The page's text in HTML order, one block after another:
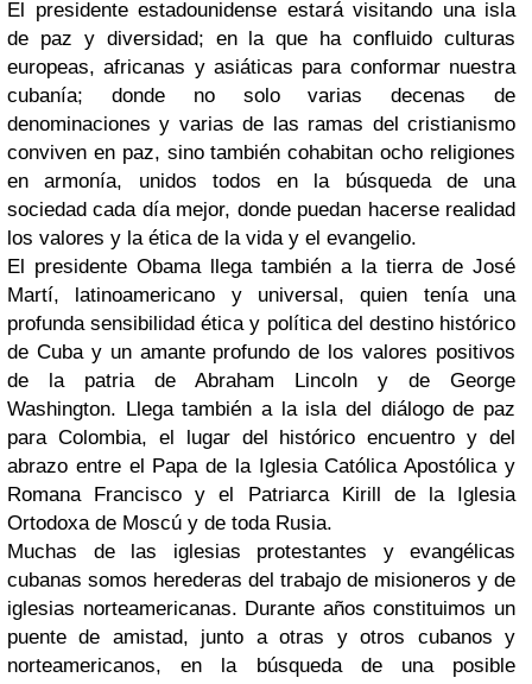
El presidente estadounidense estará visitando una isla
de paz y diversidad; en la que ha confluido culturas
europeas, africanas y asiáticas para conformar nuestra
cubanía; donde no solo varias decenas de
denominaciones y varias de las ramas del cristianismo
conviven en paz, sino también cohabitan ocho religiones
en armonía, unidos todos en la búsqueda de una
sociedad cada día mejor, donde puedan hacerse realidad
los valores y la ética de la vida y el evangelio.
El presidente Obama llega también a la tierra de José
Martí, latinoamericano y universal, quien tenía una
profunda sensibilidad ética y política del destino histórico
de Cuba y un amante profundo de los valores positivos
de la patria de Abraham Lincoln y de George
Washington. Llega también a la isla del diálogo de paz
para Colombia, el lugar del histórico encuentro y del
abrazo entre el Papa de la Iglesia Católica Apostólica y
Romana Francisco y el Patriarca Kirill de la Iglesia
Ortodoxa de Moscú y de toda Rusia.
Muchas de las iglesias protestantes y evangélicas
cubanas somos herederas del trabajo de misioneros y de
iglesias norteamericanas. Durante años constituimos un
puente de amistad, junto a otras y otros cubanos y
norteamericanos, en la búsqueda de una posible